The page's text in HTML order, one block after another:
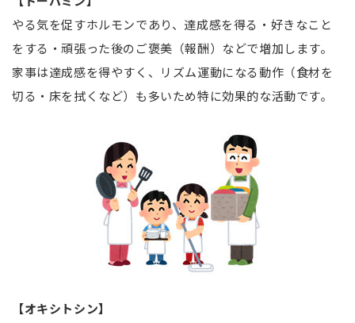
やる気を促すホルモンであり、達成感を得る・好きなこと
をする・頑張った後のご褒美（報酬）などで増加します。
家事は達成感を得やすく、リズム運動になる動作（食材を
切る・床を拭くなど）も多いため特に効果的な活動です。
【オキシトシン】